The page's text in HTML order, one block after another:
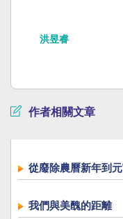
洪昱睿
作者相關文章
從廢除農曆新年到元
我們與美醜的距離